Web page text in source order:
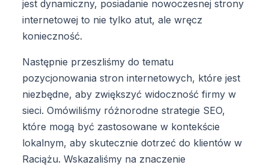
jest dynamiczny, posiadanie nowoczesnej strony
internetowej to nie tylko atut, ale wręcz
konieczność.
Następnie przeszliśmy do tematu
pozycjonowania stron internetowych, które jest
niezbędne, aby zwiększyć widoczność firmy w
sieci. Omówiliśmy różnorodne strategie SEO,
które mogą być zastosowane w kontekście
lokalnym, aby skutecznie dotrzeć do klientów w
Raciążu. Wskazaliśmy na znaczenie